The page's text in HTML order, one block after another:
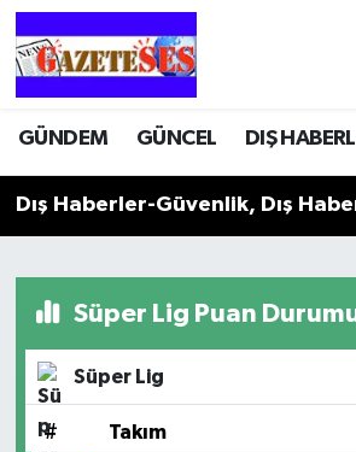
GÜNDEM GÜNCEL DIŞ
Dış Haberler-Güvenlik, Dış
Süper Lig Puan
Süper Lig
# Takım